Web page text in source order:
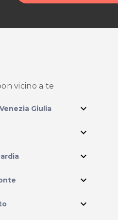
vicino a te
Giulia expand_more
expand_more
expand_more
expand_more
expand_more